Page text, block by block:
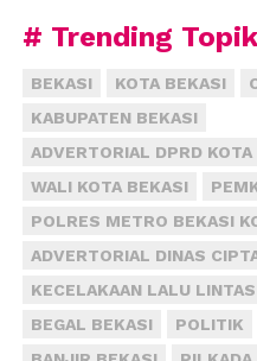
Selain itu, puluhan
relawan juga
korban.
# Trending Topik
BEKASI KOTA BEKASI
KABUPATEN BEKASI
ADVERTORIAL DPRD KOTA
WALI KOTA BEKASI
POLRES METRO BEKASI
ADVERTORIAL DINAS
KECELAKAAN LALU LINTAS
BEGAL BEKASI
POLITIK